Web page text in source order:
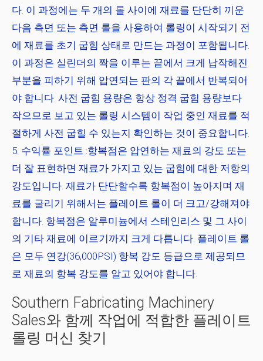
다. 이 과정에는 두 개의 롤 사이에 재료를 단단히 끼운
다음 측면 또는 측면 롤을 사용하여 롤링이 시작되기 전
에 재료를 초기 굽힘 상태로 만드는 과정이 포함됩니다.
이 과정은 실린더의 짝을 이루는 끝에서 크게 납작해진
부분을 피하기 위해 압연되는 판의 각 끝에서 반복되어
야 합니다. 사전 굽힘 용량은 항상 정격 굽힘 용량보다
작으므로 보고 있는 롤링 시스템이 작업 중인 재료를 적
절하게 사전 굽힐 수 있는지 확인하는 것이 중요합니다.
수익률 포인트 :항복점은 압연하는 재료의 강도 또는
더 잘 표현하면 재료가 가지고 있는 굽힘에 대한 저항의
강도입니다. 재료가 단단할수록 항복점이 높아지며 재
료를 굴리기 위해서는 플레이트 롤이 더 크고/강해져야
합니다. 항복점은 알루미늄에서 스테인리스 및 그 사이
의 기타 재료에 이르기까지 크게 다릅니다. 플레이트 롤
은 모두 연강(36,000PSI) 항복 강도 등급으로 제공되므
로 재료의 항복 강도를 알고 있어야 합니다.
Southern Fabricating Machinery
Sales와 함께 작업에 적합한 플레이트
롤링 머신 찾기